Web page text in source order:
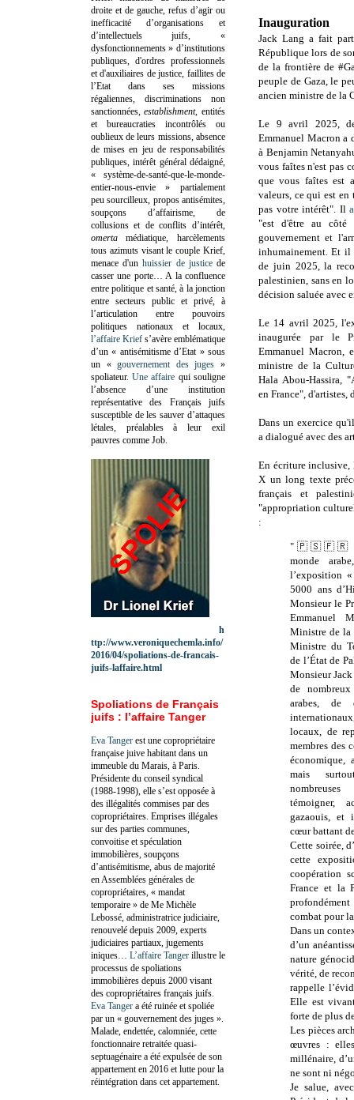
Inauguration
Jack Lang a fait
République lors de
de la frontière de
peuple de Gaza, le
ancien ministre de la
Le 9 avril 2025,
Emmanuel Macrona
à Benjamin
vous faîtes n'est pas
que vous faîtes est
valeurs, ce qui est
pas votre intérêt". Il
"est d'être au
gouvernement et
inhumainement. Et il
de juin 2025, la
palestinien, sans en
décision saluée avec
Le 14 avril 2025,
inaugurée par le
Emmanuel Macron,
ministre de la
Hala Abou-Hassira,
en France", d'artistes,
Dans un exercice
a dialogué avec des
En écriture inclusive,
X un long texte
français et
"appropriation
:
"🇵🇸🇫🇷
monde
l’exposition
5000 ans
Monsieur le
Emmanuel
Ministre de la
Ministre du
de l’État de
Monsieur
de nombreux
arabes, de
locaux, de
membres des
économique,
mais
nombreuses
témoigner,
gazaouis, et
cœur battant
Cette soirée,
cette
coopération
France et la
combat pour
Dans un
d’un
nature
vérité, de
rappelle
Elle est
forte de plus
Les pièces
œuvres :
millénaire,
ne sont ni
Je salue,
droite et de gauche, refus d’agir ou
inefficacité d’organisations et
d’intellectuels juifs, «
dysfonctionnements » d’institutions
publiques, d'ordres professionnels
et d'auxiliaires de justice, faillites de
l’Etat dans ses missions
régaliennes, discriminations non
sanctionnées,establishment, entités
et bureaucraties incontrôlés ou
oublieux de leurs missions, absence
de mises en jeu de responsabilités
publiques, intérêt général dédaigné,
« système-de-santé-que-le-monde-
entier-nous-envie » partialement
peu sourcilleux, propos antisémites,
soupçons d’affairisme, de
collusions et de conflits d’intérêt,
omertamédiatique, harcèlements
tous azimuts visant le couple Krief,
menace d'unhuissier de justicede
casser une porte… A la confluence
entre politique et santé, à la jonction
entre secteurs public et privé, à
l’articulation entre pouvoirs
politiques nationaux et locaux,
l’affaire Krief s’avère emblématique
d’un « antisémitisme d’Etat » sous
un «gouvernement des juges »
spoliateur.Une affaire qui souligne
l’absence d’une institution
représentative des Français juifs
susceptible de les sauver d’attaques
létales, préalables à leur exil
pauvres comme Job.
h
ttp://www.veroniquechemla.info/
2016/04/spoliations-de-francais-
juifs-laffaire.html
Spoliations de Français
juifs : l’affaire Tanger
Eva Tanger est une copropriétaire
française juive habitant dans un
immeuble du Marais, à Paris.
Présidente du conseil syndical
(1988-1998), elle s’est opposée à
des illégalités commises par des
copropriétaires. Emprises illégales
sur des parties communes,
convoitise et spéculation
immobilières, soupçons
d’antisémitisme, abus de majorité
en Assemblées générales de
copropriétaires, « mandat
temporaire » de Me Michèle
Lebossé, administratrice judiciaire,
renouvelé depuis 2009, experts
judiciaires partiaux, jugements
iniques… L’affaire Tanger illustre le
processus de spoliations
immobilières depuis 2000 visant
des copropriétaires français juifs.
Eva Tanger a été ruinée et spoliée
par un « gouvernement des juges ».
Malade, endettée, calomniée, cette
fonctionnaire retraitée quasi-
septuagénaire a été expulsée de son
appartement en 2016 et lutte pour la
réintégration dans cet appartement.